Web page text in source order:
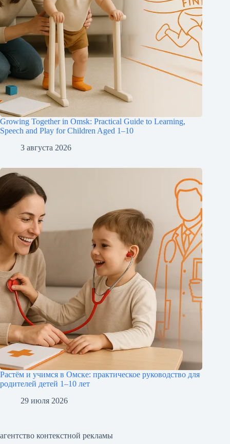
Growing Together in Omsk: Practical Guide to Learning,
Speech and Play for Children Aged 1–10
3 августа 2026
Растём и учимся в Омске: практическое руководство для
родителей детей 1–10 лет
29 июля 2026
агентство контекстной рекламы